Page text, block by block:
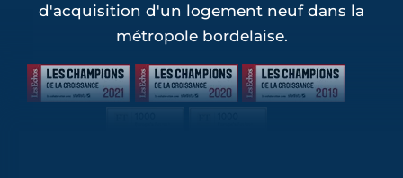
d'acquisition d'un logement neuf dans la
métropole bordelaise.